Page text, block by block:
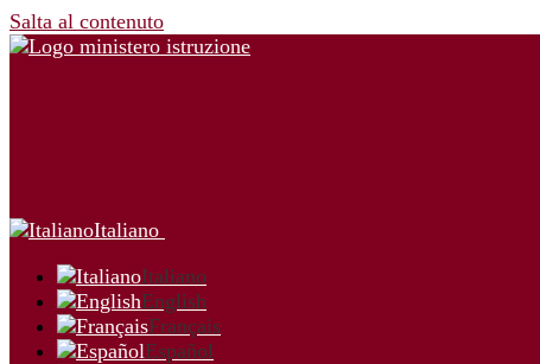
Salta al contenuto
Italiano
Italiano
English
Français
Español